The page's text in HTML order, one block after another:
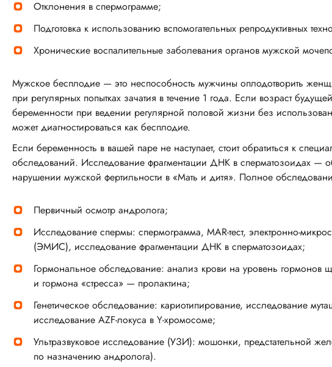
Отклонения в спермограмме;
Подготовка к использованию вспомогательных репродуктивных
Хронические воспалительные заболевания органов мужской
Мужское бесплодие — это неспособность мужчины оплодотворить
при регулярных попытках зачатия в течение 1 года. Если возраст
беременности при ведении регулярной половой жизни без
может диагностироваться как бесплодие.
Если беременность в вашей паре не наступает, стоит обратиться к
обследований. Исследование фрагментации ДНК в сперматозоидах —
нарушении мужской фертильности в «Мать и дитя». Полное
Первичный осмотр андролога;
Исследование спермы: спермограмма, MAR-тест, электронно-
(ЭМИС), исследование фрагментации ДНК в сперматозоидах;
Гормональное обследование: анализ крови на уровень гормонов
и гормона «стресса» — пролактина;
Генетическое обследование: кариотипирование, исследование
исследование AZF-локуса в Y-хромосоме;
Ультразвуковое исследование (УЗИ): мошонки, предстательной
по назначению андролога).